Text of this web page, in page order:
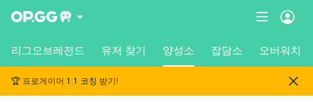
리그오브레전드 유저 찾기 양성소 잡담소 오버워치
🏆 프로게이머 1:1 코칭 받기!